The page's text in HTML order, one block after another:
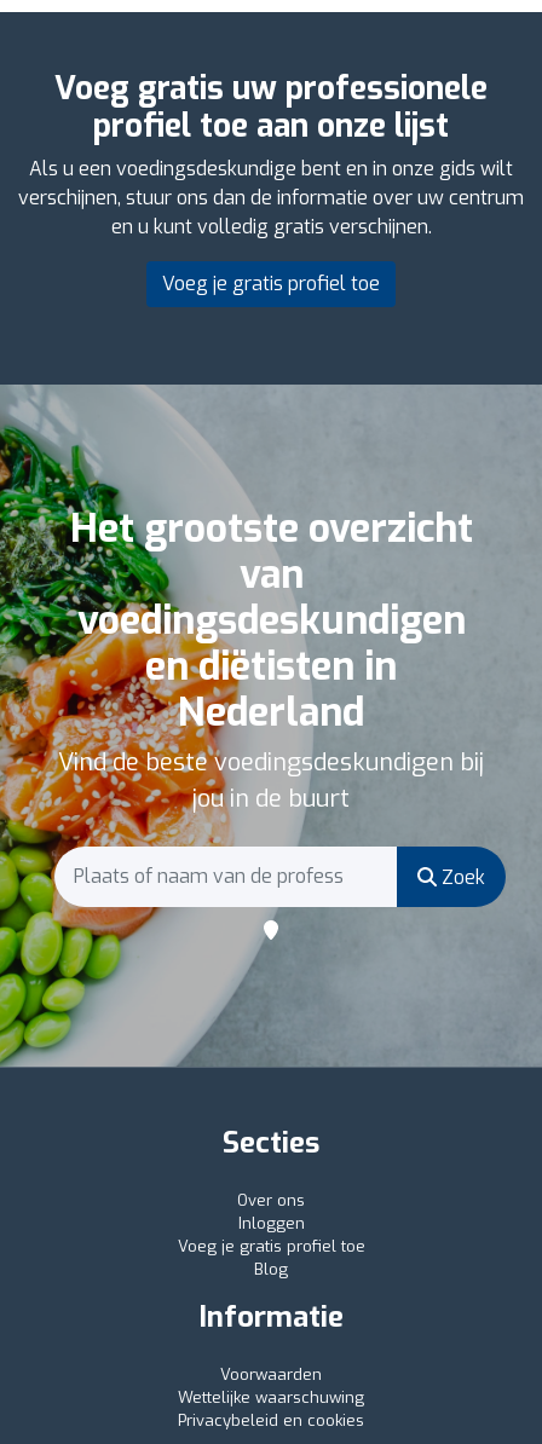
Voeg gratis uw professionele
profiel toe aan onze lijst
Als u een voedingsdeskundige bent en in onze gids wilt
verschijnen, stuur ons dan de informatie over uw centrum
en u kunt volledig gratis verschijnen.
Voeg je gratis profiel toe
Het grootste overzicht
van
voedingsdeskundigen
en diëtisten in
Nederland
Vind de beste voedingsdeskundigen bij
jou in de buurt
Zoek
Secties
Over ons
Inloggen
Voeg je gratis profiel toe
Blog
Informatie
Voorwaarden
Wettelijke waarschuwing
Privacybeleid en cookies